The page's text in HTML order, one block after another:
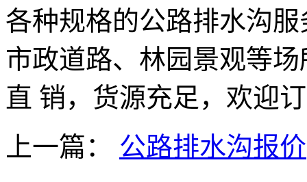
各种规格的公路排水沟
市政道路、林园景观等
直 销，货源充足，欢迎
上一篇： 公路排水沟报价